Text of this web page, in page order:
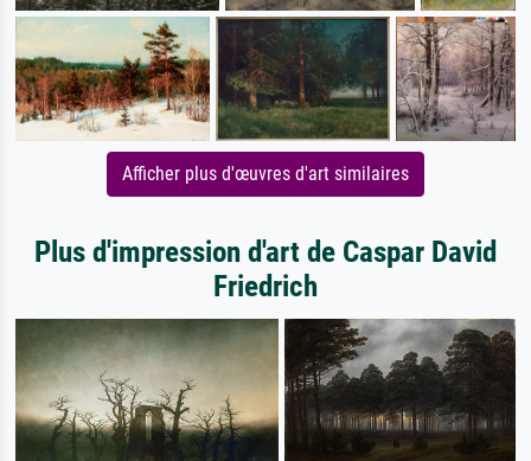
Afficher plus d'œuvres d'art similaires
Plus d'impression d'art de Caspar David
Friedrich